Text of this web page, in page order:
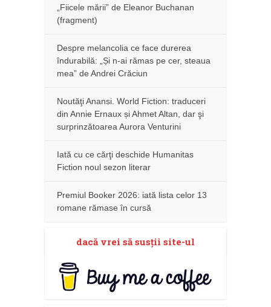
„Fiicele mării” de Eleanor Buchanan
(fragment)
Despre melancolia ce face durerea
îndurabilă: „Și n-ai rămas pe cer, steaua
mea” de Andrei Crăciun
Noutăţi Anansi. World Fiction: traduceri
din Annie Ernaux și Ahmet Altan, dar şi
surprinzătoarea Aurora Venturini
Iată cu ce cărţi deschide Humanitas
Fiction noul sezon literar
Premiul Booker 2026: iată lista celor 13
romane rămase în cursă
dacă vrei să susţii site-ul